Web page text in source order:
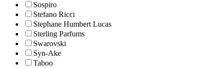
Sospiro
Stefano Ricci
Stephane Humbert Lucas
Sterling Parfums
Swarovski
Syn-Ake
Taboo